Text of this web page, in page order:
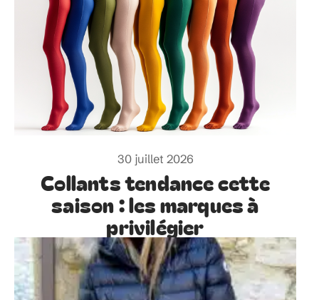
30 juillet 2026
Collants tendance cette
saison : les marques à
privilégier